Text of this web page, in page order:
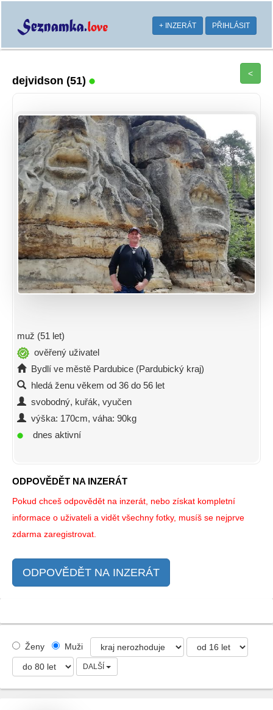
+ INZERÁT PŘIHLÁSIT
dejvidson (51)
<
muž (51 let)
ověřený uživatel
Bydlí ve městě Pardubice (Pardubický kraj)
hledá ženu věkem od 36 do 56 let
svobodný, kuřák, vyučen
výška: 170cm, váha: 90kg
dnes aktivní
ODPOVĚDĚT NA INZERÁT
Pokud chceš odpovědět na inzerát, nebo získat kompletní
informace o uživateli a vidět všechny fotky, musíš se nejprve
zdarma zaregistrovat.
ODPOVĚDĚT NA INZERÁT
Ženy Muži
DALŠÍ